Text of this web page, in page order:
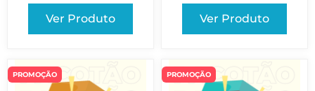
Ver Produto Ver Produto
PROMOÇÃO PROMOÇÃO